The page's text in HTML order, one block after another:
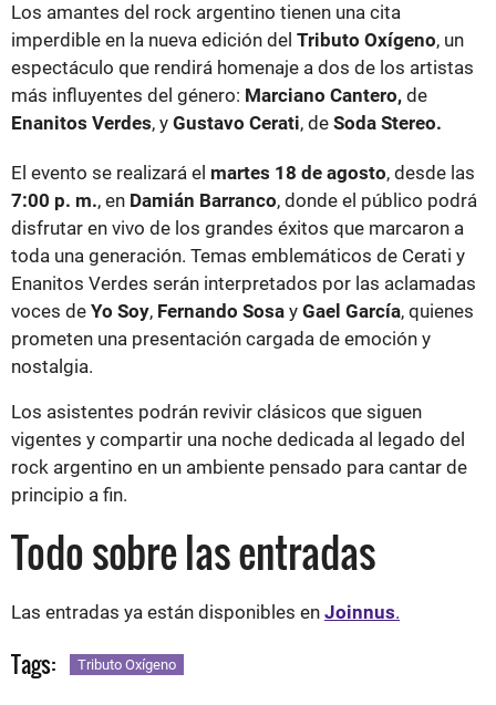
Los amantes del rock argentino tienen una cita
imperdible en la nueva edición del Tributo Oxígeno, un
espectáculo que rendirá homenaje a dos de los artistas
más influyentes del género: Marciano Cantero, de
Enanitos Verdes, y Gustavo Cerati, de Soda Stereo.
El evento se realizará el martes 18 de agosto, desde las
7:00 p. m., en Damián Barranco, donde el público podrá
disfrutar en vivo de los grandes éxitos que marcaron a
toda una generación. Temas emblemáticos de Cerati y
Enanitos Verdes serán interpretados por las aclamadas
voces de Yo Soy, Fernando Sosa y Gael García, quienes
prometen una presentación cargada de emoción y
nostalgia.
Los asistentes podrán revivir clásicos que siguen
vigentes y compartir una noche dedicada al legado del
rock argentino en un ambiente pensado para cantar de
principio a fin.
Todo sobre las entradas
Las entradas ya están disponibles en Joinnus.
Tags: Tributo Oxígeno